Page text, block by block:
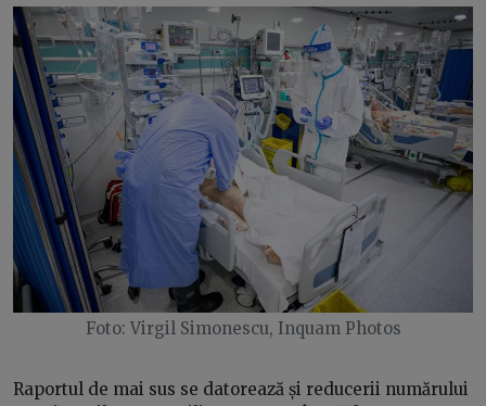
Foto: Virgil Simonescu, Inquam Photos
Raportul de mai sus se datorează și reducerii numărului